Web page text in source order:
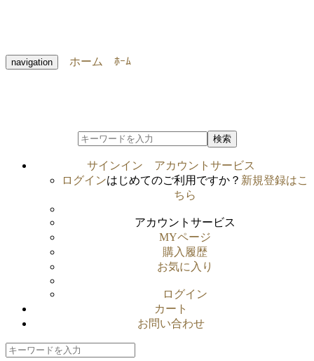
navigation ホーム ﾎｰﾑ
検索
サインイン
アカウントサービス
ログインはじめてのご利用ですか？ 新規登録はこ
ちら
アカウントサービス
MYページ
購入履歴
お気に入り
ログイン
カート
お問い合わせ